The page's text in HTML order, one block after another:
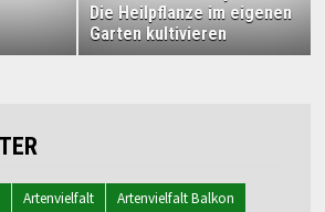
Die Heilpflanze im eigenen
Garten kultivieren
Artenvielfalt
Artenvielfalt Balkon